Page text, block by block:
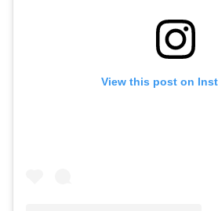
View this post on